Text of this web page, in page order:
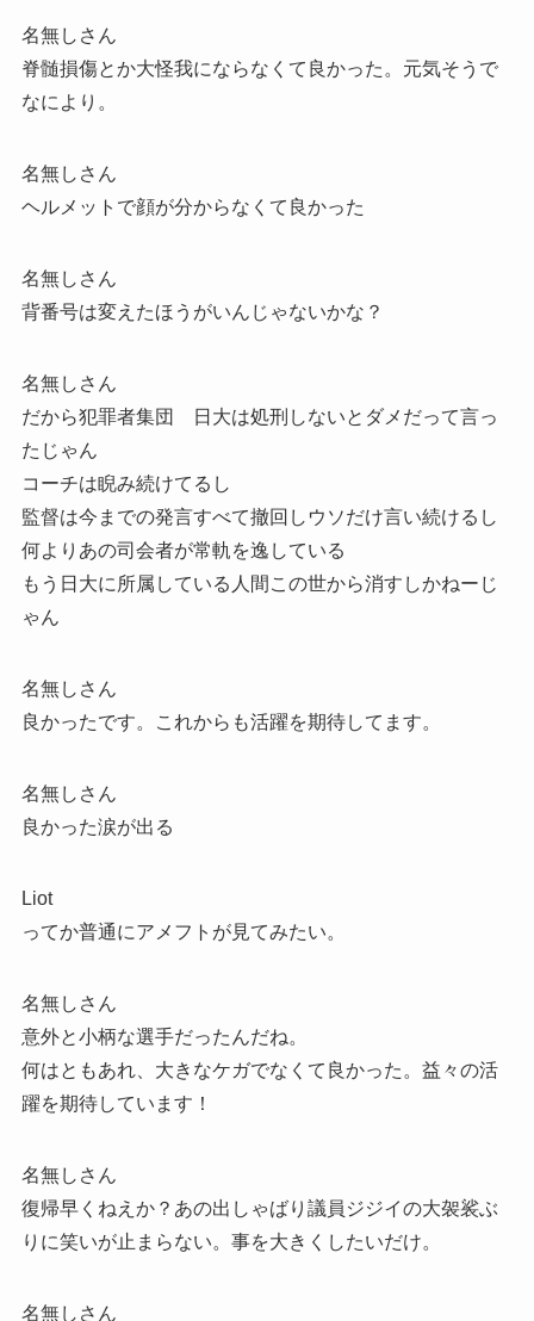
名無しさん
脊髄損傷とか大怪我にならなくて良かった。元気そうで
なにより。
名無しさん
ヘルメットで顔が分からなくて良かった
名無しさん
背番号は変えたほうがいんじゃないかな？
名無しさん
だから犯罪者集団 日大は処刑しないとダメだって言っ
たじゃん
コーチは睨み続けてるし
監督は今までの発言すべて撤回しウソだけ言い続けるし
何よりあの司会者が常軌を逸している
もう日大に所属している人間この世から消すしかねーじ
ゃん
名無しさん
良かったです。これからも活躍を期待してます。
名無しさん
良かった涙が出る
Liot
ってか普通にアメフトが見てみたい。
名無しさん
意外と小柄な選手だったんだね。
何はともあれ、大きなケガでなくて良かった。益々の活
躍を期待しています！
名無しさん
復帰早くねえか？あの出しゃばり議員ジジイの大袈裟ぶ
りに笑いが止まらない。事を大きくしたいだけ。
名無しさん